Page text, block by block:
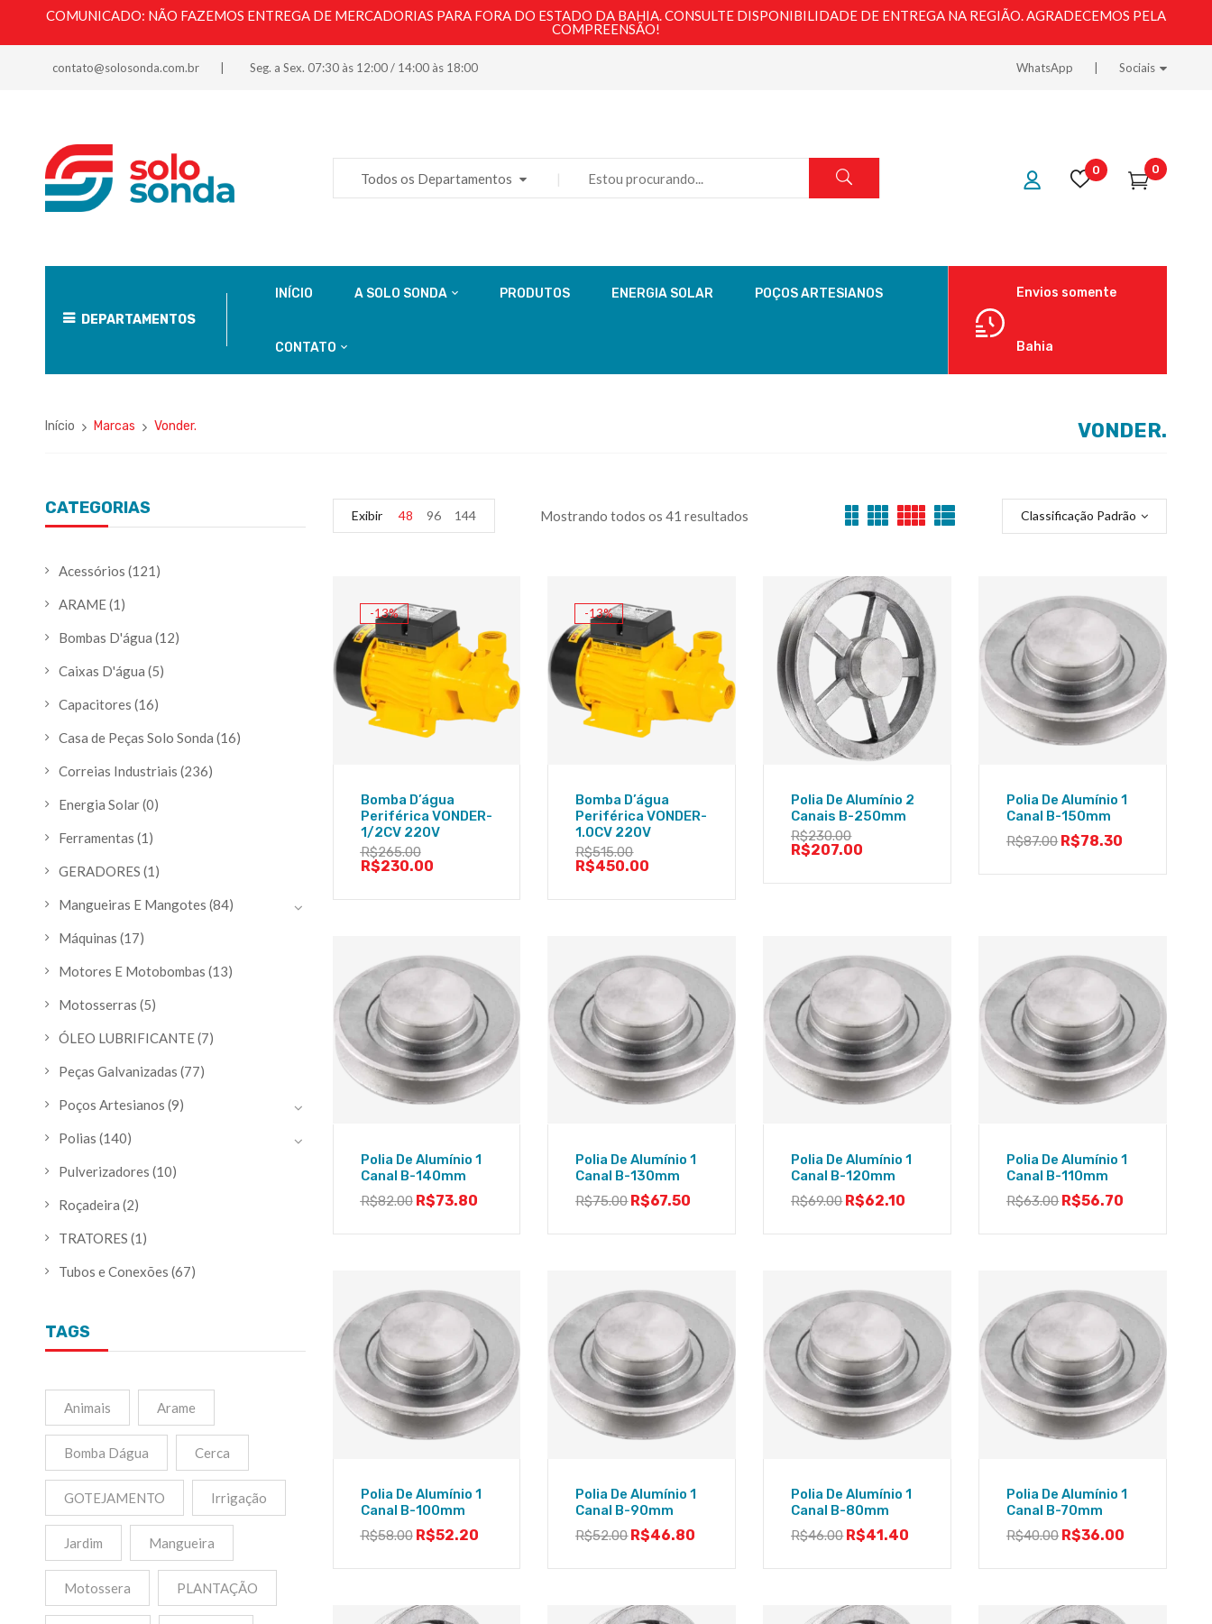
COMUNICADO: NÃO FAZEMOS ENTREGA DE MERCADORIAS PARA FORA DO ESTADO DA BAHIA. CONSULTE DISPONIBILIDADE DE ENTREGA NA REGIÃO. AGRADECEMOS PELA
COMPREENSÃO!
contato@solosonda.com.br Seg. a Sex. 07:30 às 12:00 / 14:00 às 18:00 WhatsApp Sociais
Todos os Departamentos
0 0
DEPARTAMENTOS
INÍCIO A SOLO SONDA PRODUTOS ENERGIA SOLAR POÇOS ARTESIANOS
CONTATO
Envios somente
Bahia
Início Marcas Vonder. VONDER.
CATEGORIAS
Acessórios (121)
ARAME(1)
Bombas D'água (12)
Caixas D'água (5)
Capacitores (16)
Casa de Peças Solo Sonda (16)
Correias Industriais (236)
Energia Solar(0)
Ferramentas (1)
GERADORES (1)
Mangueiras E Mangotes (84)
Máquinas (17)
Motores E Motobombas (13)
Motosserras (5)
ÓLEO LUBRIFICANTE(7)
Peças Galvanizadas (77)
Poços Artesianos (9)
Polias (140)
Pulverizadores (10)
Roçadeira (2)
TRATORES (1)
Tubos e Conexões (67)
TAGS
Animais Arame
Bomba Dágua Cerca
GOTEJAMENTO Irrigação
Jardim Mangueira
Motossera PLANTAÇÃO
Mostrando todos os 41 resultados Classificação Padrão
Exibir 48 96 144
-13%
Bomba D’água
Periférica VONDER-
1/2CV 220V
R$265.00
R$230.00
-13%
Bomba D’água
Periférica VONDER-
1.0CV 220V
R$515.00
R$450.00
Polia De Alumínio 2
Canais B-250mm
R$230.00
R$207.00
Polia De Alumínio 1
Canal B-150mm
R$87.00 R$78.30
Polia De Alumínio 1
Canal B-140mm
R$82.00 R$73.80
Polia De Alumínio 1
Canal B-130mm
R$75.00 R$67.50
Polia De Alumínio 1
Canal B-120mm
R$69.00 R$62.10
Polia De Alumínio 1
Canal B-110mm
R$63.00 R$56.70
Polia De Alumínio 1
Canal B-100mm
R$58.00 R$52.20
Polia De Alumínio 1
Canal B-90mm
R$52.00 R$46.80
Polia De Alumínio 1
Canal B-80mm
R$46.00 R$41.40
Polia De Alumínio 1
Canal B-70mm
R$40.00 R$36.00